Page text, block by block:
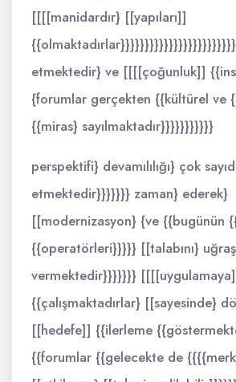
[[[[manidardır} [[yapıları]]
etmektedir} ve [[[[çoğunluk]]
{forumlar gerçekten {{kültürel ve
{{miras} sayılmaktadır}}}}}}}}}}}
perspektifi} devamılılığı} çok
etmektedir}}}}}}} zaman} ederek}
[[modernizasyon} {ve {{bugünün
{{operatörleri}}}}} [[talabını} uğraş
vermektedir}}}}}}}
{{çalışmaktadırlar} [[sayesinde}
[[hedefe]] {{ilerleme
{{forumlar {{gelecekte de